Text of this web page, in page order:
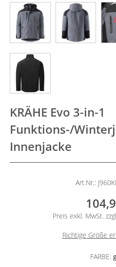
KRÄHE Evo 3-in-1
Funktions-/
Innenjacke
Art.Nr.:
Preis exkl. MwSt.
Richtige Größe
FARBE: